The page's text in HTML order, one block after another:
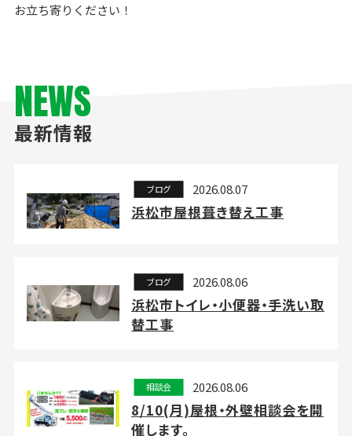
お立ち寄りください！
NEWS
最新情報
ブログ 2026.08.07
浜松市屋根葺き替え工事
ブログ 2026.08.06
浜松市トイレ・小便器・手洗い取
替工事
相談会 2026.08.06
8/10(月)屋根・外壁相談会を開
催します。